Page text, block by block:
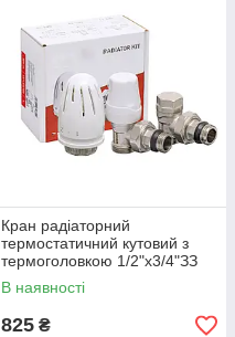
Кран радіаторний
термостатичний кутовий з
термоголовкою 1/2"x3/4"ЗЗ
SET-14(Комплект)
В наявності
825 ₴